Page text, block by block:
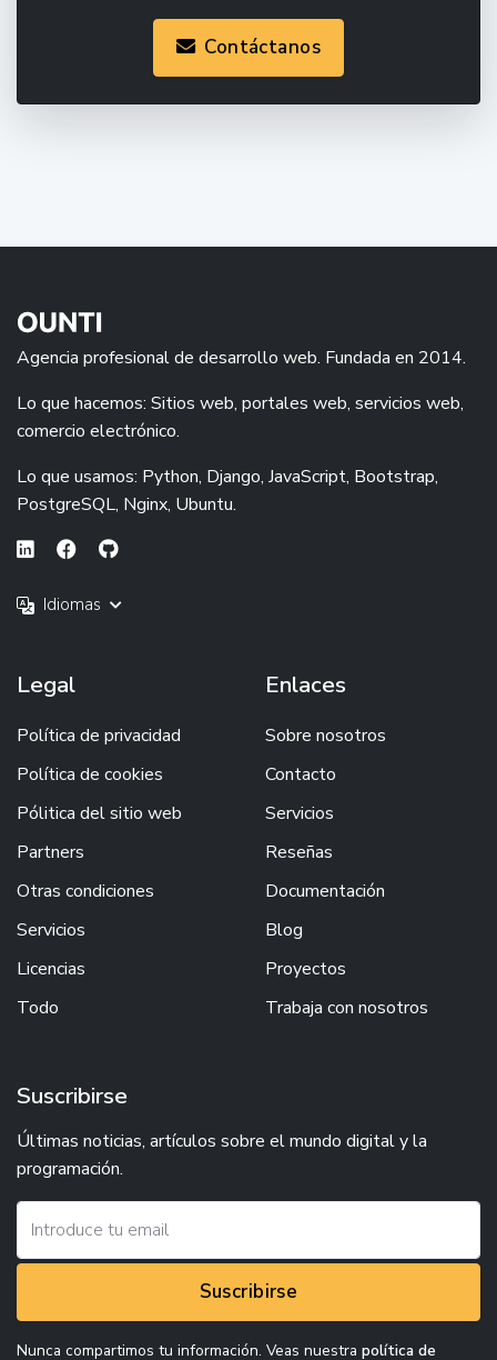
Contáctanos
Agencia profesional de desarrollo web. Fundada en 2014.
Lo que hacemos: Sitios web, portales web, servicios web,
comercio electrónico.
Lo que usamos: Python, Django, JavaScript, Bootstrap,
PostgreSQL, Nginx, Ubuntu.
Idiomas
Legal
Política de privacidad
Política de cookies
Pólitica del sitio web
Partners
Otras condiciones
Servicios
Licencias
Todo
Enlaces
Sobre nosotros
Contacto
Servicios
Reseñas
Documentación
Blog
Proyectos
Trabaja con nosotros
Suscribirse
Últimas noticias, artículos sobre el mundo digital y la
programación.
Suscribirse
Nunca compartimos tu información. Veas nuestra política de